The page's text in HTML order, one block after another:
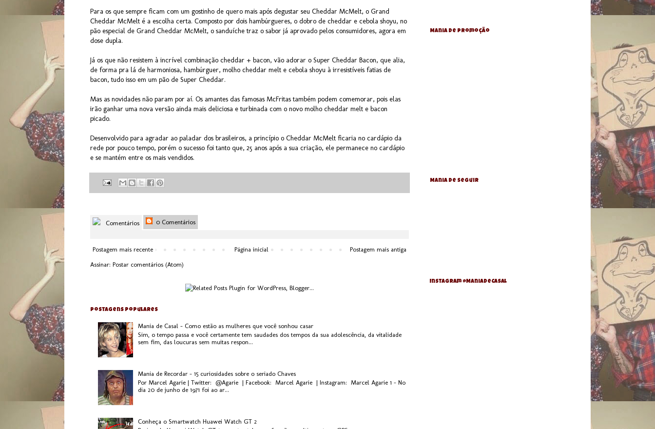
Para os que sempre ficam com um gostinho de quero mais após degustar seu Cheddar McMelt, o Grand
Cheddar McMelt é a escolha certa. Composto por dois hambúrgueres, o dobro de cheddar e cebola shoyu, no
pão especial de Grand Cheddar McMelt, o sanduíche traz o sabor já aprovado pelos consumidores, agora em
dose dupla.
Já os que não resistem à incrível combinação cheddar + bacon, vão adorar o Super Cheddar Bacon, que alia,
de forma pra lá de harmoniosa, hambúrguer, molho cheddar melt e cebola shoyu à irresistíveis fatias de
bacon, tudo isso em um pão de Super Cheddar.
Mas as novidades não param por aí. Os amantes das famosas McFritas também podem comemorar, pois elas
irão ganhar uma nova versão ainda mais deliciosa e turbinada com o novo molho cheddar melt e bacon
picado.
Desenvolvido para agradar ao paladar dos brasileiros, a princípio o Cheddar McMelt ficaria no cardápio da
rede por pouco tempo, porém o sucesso foi tanto que, 25 anos após a sua criação, ele permanece no cardápio
e se mantém entre os mais vendidos.
Comentários 0 Comentários
Postagem mais recente Postagem mais antiga
Página inicial
Assinar: Postar comentários (Atom)
Postagens populares
Mania de Casal - Como estão as mulheres que você sonhou casar
Sim, o tempo passa e você certamente tem saudades dos tempos da sua adolescência, da vitalidade
sem fim, das loucuras sem muitas respon...
Mania de Recordar - 15 curiosidades sobre o seriado Chaves
Por Marcel Agarie | Twitter: @Agarie | Facebook: Marcel Agarie | Instagram: Marcel Agarie 1 - No
dia 20 de junho de 1971 foi ao ar...
Conheça o Smartwatch Huawei Watch GT 2
Mania De Promoção
Mania de Seguir
Instagram @ManiaDeCasal